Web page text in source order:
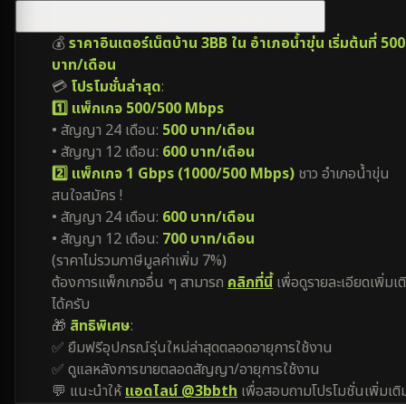
💰ราคาอินเตอร์เน็ตบ้าน 3BB ใน อำเภอน้ำขุ่น เริ่มต้นที่ 500
บาท/เดือน
💳 โปรโมชั่นล่าสุด:
1️⃣ แพ็กเกจ 500/500 Mbps
• สัญญา 24 เดือน: 500 บาท/เดือน
• สัญญา 12 เดือน: 600 บาท/เดือน
2️⃣ แพ็กเกจ 1 Gbps (1000/500 Mbps) ชาว อำเภอน้ำขุ่น
สนใจสมัคร !
• สัญญา 24 เดือน: 600 บาท/เดือน
• สัญญา 12 เดือน: 700 บาท/เดือน
(ราคาไม่รวมภาษีมูลค่าเพิ่ม 7%)
ต้องการแพ็กเกจอื่น ๆ สามารถ คลิกที่นี้เพื่อดูรายละเอียดเพิ่มเ
ได้ครับ
🎁 สิทธิพิเศษ:
✅ ยืมฟรีอุปกรณ์รุ่นใหม่ล่าสุดตลอดอายุการใช้งาน
✅ ดูแลหลังการขายตลอดสัญญา/อายุการใช้งาน
💬 แนะนำให้แอดไลน์ @3bbth เพื่อสอบถามโปรโมชั่นเพิ่มเติ